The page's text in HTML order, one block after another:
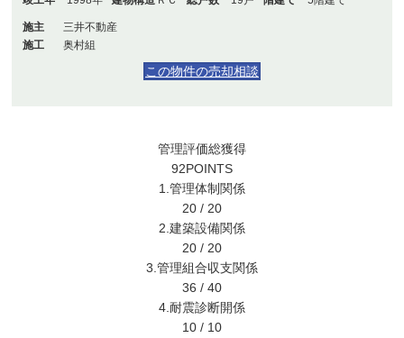
施主
三井不動産
施工
奥村組
この物件の売却相談
管理評価総獲得
92POINTS
1.管理体制関係
20 / 20
2.建築設備関係
20 / 20
3.管理組合収支関係
36 / 40
4.耐震診断開係
10 / 10